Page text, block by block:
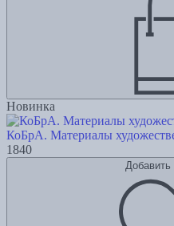
Новинка
КоБрА. Материалы
1840
Добавить